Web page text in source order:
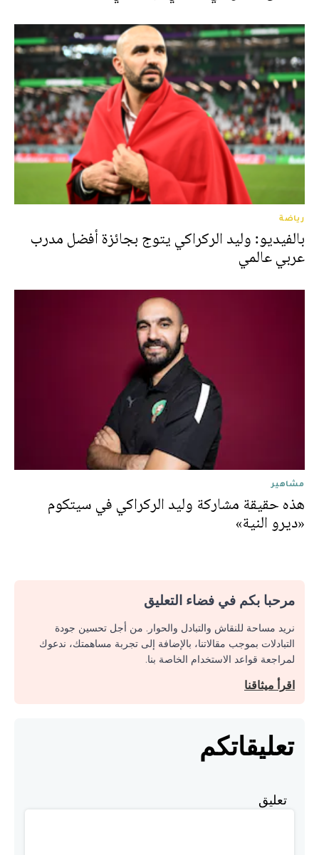
رياضة
بالفيديو: وليد الركراكي يتوج بجائزة أفضل مدرب
عربي عالمي
مشاهير
هذه حقيقة مشاركة وليد الركراكي في سيتكوم
«ديرو النية»
مرحبا بكم في فضاء التعليق
نريد مساحة للنقاش والتبادل والحوار. من أجل تحسين جودة
التبادلات بموجب مقالاتنا، بالإضافة إلى تجربة مساهمتك، ندعوك
لمراجعة قواعد الاستخدام الخاصة بنا.
اقرأ ميثاقنا
تعليقاتكم
تعليق